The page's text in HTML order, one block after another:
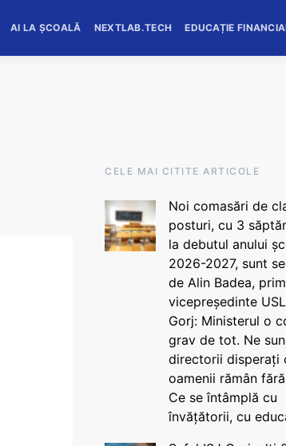
AI LA ȘCOALĂ NEXTLAB.TECH EDUCAȚIE
CELE MAI CITITE ARTICOLE
Noi comasări de
posturi, cu 3
la debutul anului
2026-2027, sunt
de Alin Badea,
vicepreședinte
Gorj: Ministerul o
grav de tot. Ne
directorii disperați
oamenii rămân
Ce se întâmplă cu
învățătorii, cu